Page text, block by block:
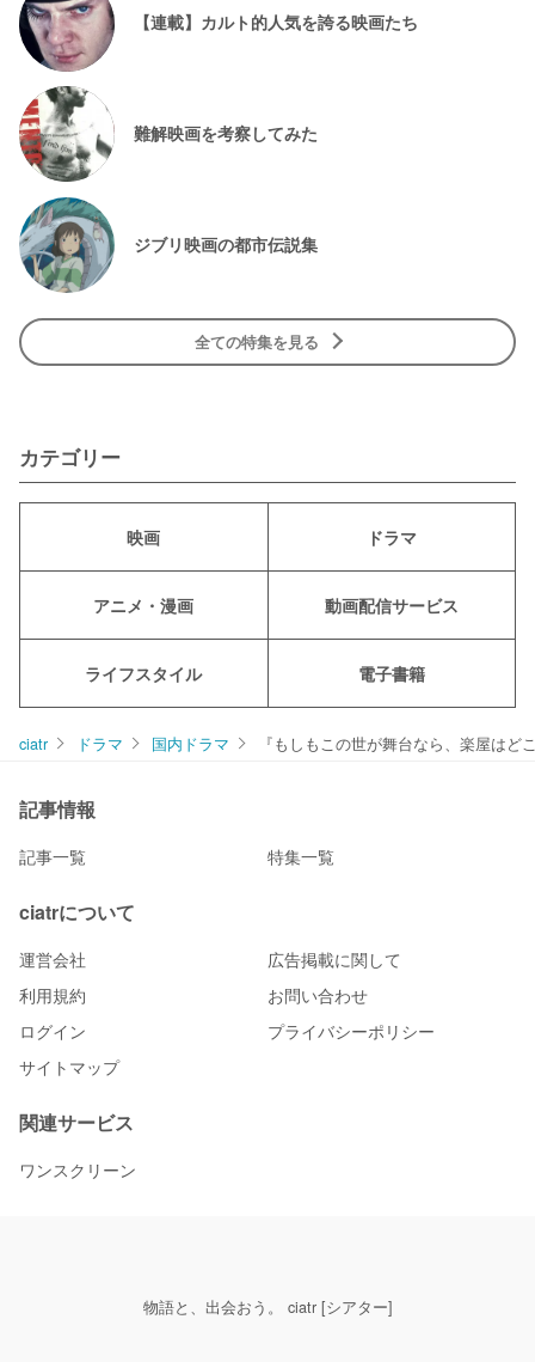
【連載】カルト的人気を誇る映画たち
難解映画を考察してみた
ジブリ映画の都市伝説集
全ての特集を見る
カテゴリー
映画 ドラマ
アニメ・漫画 動画配信サービス
ライフスタイル 電子書籍
ciatr ドラマ 国内ドラマ 『もしもこの世が舞台なら、楽屋は
記事情報
記事一覧 特集一覧
ciatrについて
運営会社
広告掲載に関して
利用規約
お問い合わせ
ログイン
プライバシーポリシー
サイトマップ
関連サービス
ワンスクリーン
物語と、出会おう。 ciatr [シアター]